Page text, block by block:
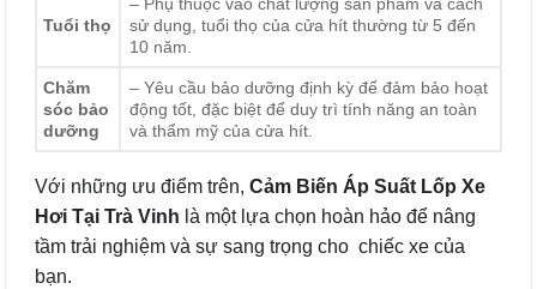
Tuổi thọ
sử dụng, tuổi thọ của cửa hít thường từ 5 đến
10 năm.
Chăm
sóc bảo
dưỡng
– Yêu cầu bảo dưỡng định kỳ để đảm bảo hoạt
động tốt, đặc biệt để duy trì tính năng an toàn
và thẩm mỹ của cửa hít.
Với những ưu điểm trên, Cảm Biến Áp Suất Lốp Xe
Hơi Tại Trà Vinh là một lựa chọn hoàn hảo để nâng
tầm trải nghiệm và sự sang trọng cho chiếc xe của
bạn.